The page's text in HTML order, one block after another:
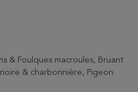
& Foulques macroules, Bruant
& charbonnière, Pigeon